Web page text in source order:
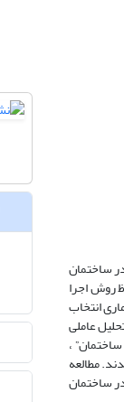
ساختمان
روش اجرا
انتخاب
عاملی
،
مطالعه
ساختمان